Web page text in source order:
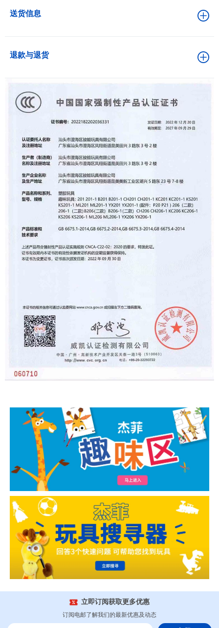
送货信息
退款与退货
立即订阅获取更多优惠
订阅电邮了解我们的最新优惠及动态